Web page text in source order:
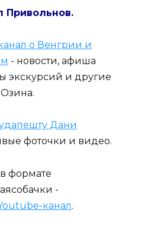
Привольнов.
о Венгрии и
- новости, афиша
экскурсий и другие
Дани
фоточки и видео.
формате
-
канал.